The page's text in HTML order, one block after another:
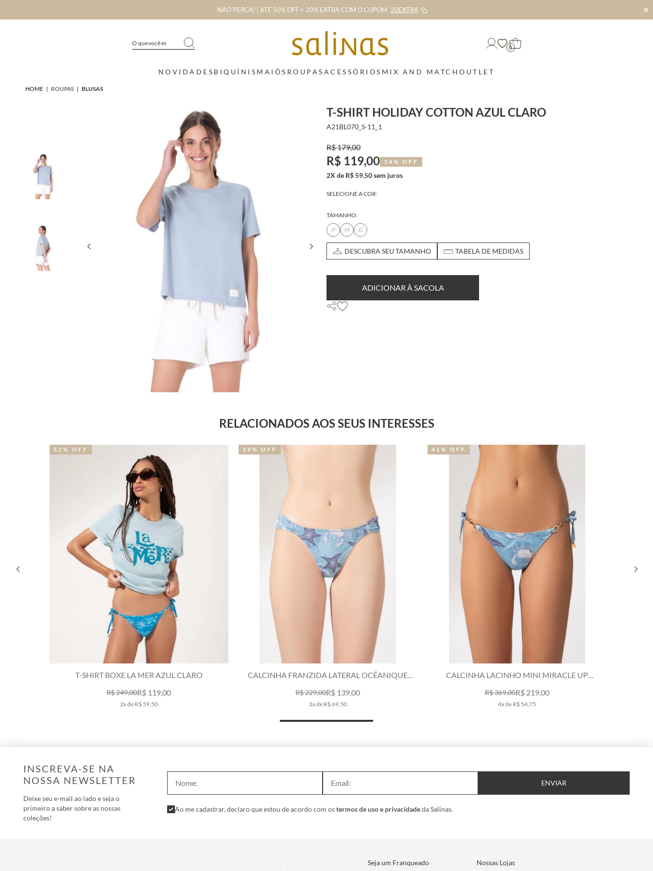
NÃO PERCA! | ATÉ 50% OFF + 20% EXTRA COM O CUPOM 20EXTRA ✕
0
NOVIDADES BIQUÍNIS MAIÔS ROUPAS ACESSÓRIOS MIX AND MATCHOUTLET
HOME | ROUPAS | BLUSAS
T-SHIRT HOLIDAY COTTON AZUL CLARO
A21BL070_S-11_1
R$ 179,00
R$ 119,00 34% OFF
2X de R$ 59,50 sem juros
SELECIONE A COR:
TAMANHO:
P
M G
DESCUBRA SEU TAMANHO TABELA DE MEDIDAS
ADICIONAR À SACOLA
RELACIONADOS AOS SEUS INTERESSES
T-SHIRT BOXE LA MER AZUL CLARO
R$ 249,00R$ 119,00
2x de R$ 59,50
52% OFF
CALCINHA FRANZIDA LATERAL OCÉANIQUE
R$ 229,00R$ 139,00
2x de R$ 69,50
39% OFF
CALCINHA LACINHO MINI MIRACLE UP
R$ 369,00R$ 219,00
4x de R$ 54,75
41% OFF
INSCREVA-SE NA
NOSSA NEWSLETTER
Deixe seu e-mail ao lado e seja o
primeiro a saber sobre as nossas
coleções!
ENVIAR
Ao me cadastrar, declaro que estou de acordo com ostermos de uso e privacidadeda Salinas.
Seja um Franqueado Nossas Lojas